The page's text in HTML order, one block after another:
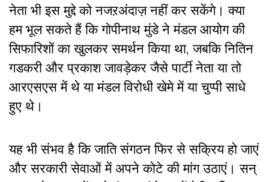
नेता भी इस मुद्दे को नजऱअंदाज़ नहीं कर सकेंगे। क्या
हम भूल सकते हैं कि गोपीनाथ मुंडे ने मंडल आयोग की
सिफारिशों का खुलकर समर्थन किया था, जबकि नितिन
गडकरी और प्रकाश जावड़ेकर जैसे पार्टी नेता या तो
आरएसएस में थे या मंडल विरोधी खेमे में या चुप्पी साधे
हुए थे।
यह भी संभव है कि जाति संगठन फिर से सक्रिय हो जाएं
और सरकारी सेवाओं में अपने कोटे की मांग उठाएं। सन्